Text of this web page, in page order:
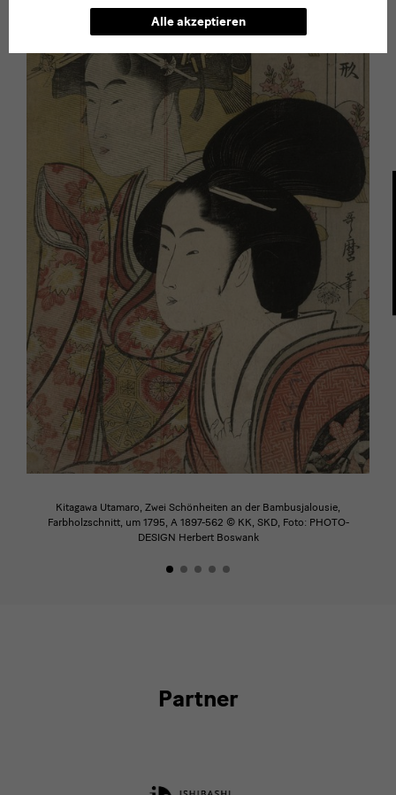
Kitagawa Utamaro, Zwei Schönheiten an der Bambusjalousie,
Farbholzschnitt, um 1795, A 1897-562 © KK, SKD, Foto: PHOTO-
DESIGN Herbert Boswank
Partner
Alle akzeptieren